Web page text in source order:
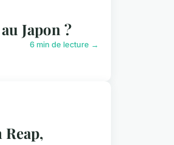
Japon ?
6 min de lecture →